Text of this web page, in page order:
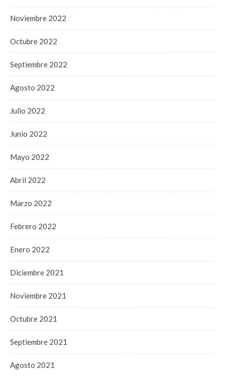
Noviembre 2022
Octubre 2022
Septiembre 2022
Agosto 2022
Julio 2022
Junio 2022
Mayo 2022
Abril 2022
Marzo 2022
Febrero 2022
Enero 2022
Diciembre 2021
Noviembre 2021
Octubre 2021
Septiembre 2021
Agosto 2021